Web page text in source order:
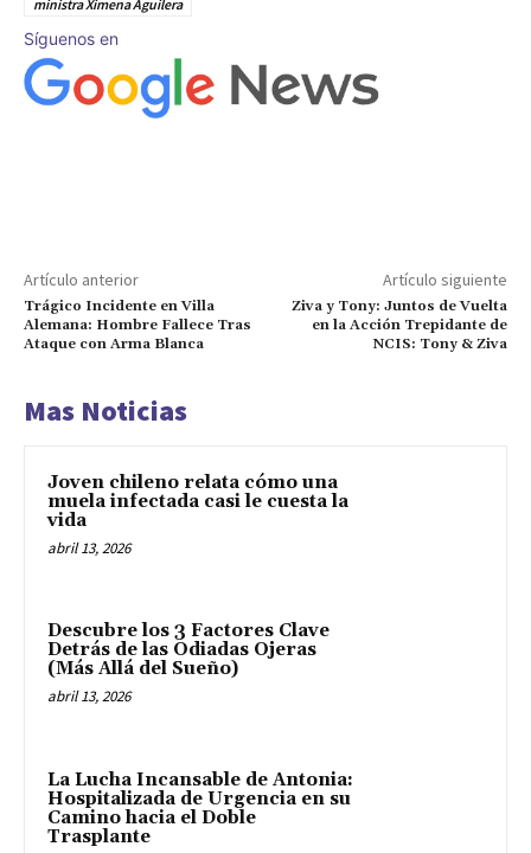
ministra Ximena Aguilera
Síguenos en
Artículo anterior
Trágico Incidente en Villa
Alemana: Hombre Fallece Tras
Ataque con Arma Blanca
Artículo siguiente
Ziva y Tony: Juntos de Vuelta
en la Acción Trepidante de
NCIS: Tony & Ziva
Mas Noticias
Joven chileno relata cómo una
muela infectada casi le cuesta la
vida
abril 13, 2026
Descubre los 3 Factores Clave
Detrás de las Odiadas Ojeras
(Más Allá del Sueño)
abril 13, 2026
La Lucha Incansable de Antonia:
Hospitalizada de Urgencia en su
Camino hacia el Doble
Trasplante